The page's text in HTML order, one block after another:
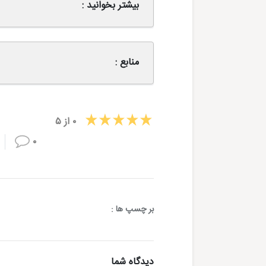
بیشتر بخوانید :
منابع :
۰ از۵
۰
بر چسپ ها :
دیدگاه شما